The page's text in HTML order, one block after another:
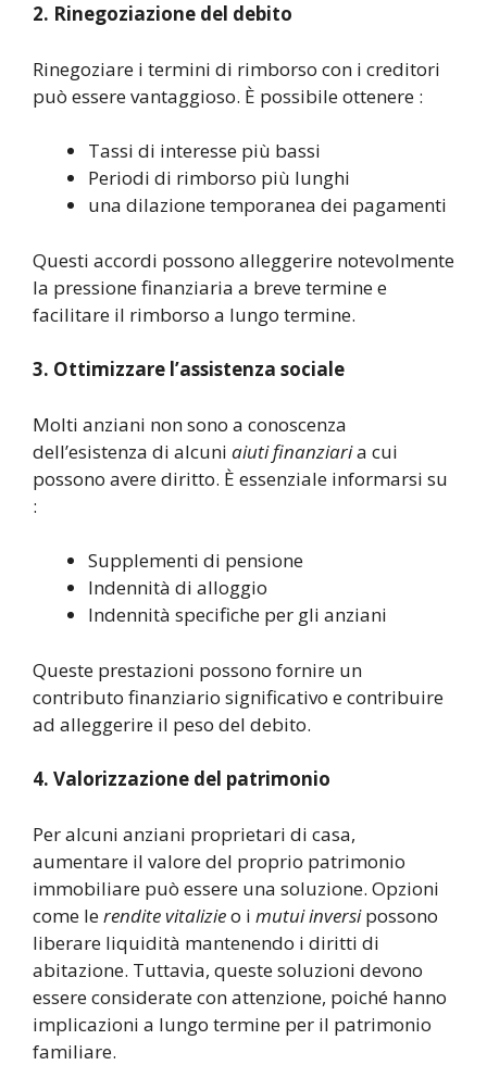
2. Rinegoziazione del debito
Rinegoziare i termini di rimborso con i creditori
può essere vantaggioso. È possibile ottenere :
Tassi di interesse più bassi
Periodi di rimborso più lunghi
una dilazione temporanea dei pagamenti
Questi accordi possono alleggerire notevolmente
la pressione finanziaria a breve termine e
facilitare il rimborso a lungo termine.
3. Ottimizzare l’assistenza sociale
Molti anziani non sono a conoscenza
dell’esistenza di alcuni aiuti finanziaria cui
possono avere diritto. È essenziale informarsi su
:
Supplementi di pensione
Indennità di alloggio
Indennità specifiche per gli anziani
Queste prestazioni possono fornire un
contributo finanziario significativo e contribuire
ad alleggerire il peso del debito.
4. Valorizzazione del patrimonio
Per alcuni anziani proprietari di casa,
aumentare il valore del proprio patrimonio
immobiliare può essere una soluzione. Opzioni
come lerendite vitalizieo i mutui inversipossono
liberare liquidità mantenendo i diritti di
abitazione. Tuttavia, queste soluzioni devono
essere considerate con attenzione, poiché hanno
implicazioni a lungo termine per il patrimonio
familiare.